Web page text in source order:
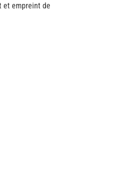
et empreint de